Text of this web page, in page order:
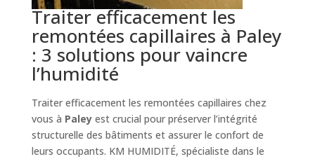
Traiter efficacement les
remontées capillaires à Paley
: 3 solutions pour vaincre
l’humidité
Traiter efficacement les remontées capillaires chez
vous à Paleyest crucial pour préserver l’intégrité
structurelle des bâtiments et assurer le confort de
leurs occupants. KM HUMIDITÉ, spécialiste dans le